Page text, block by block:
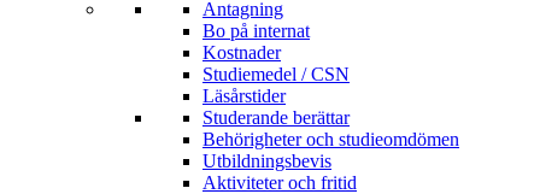
Antagning
Bo på internat
Kostnader
Studiemedel / CSN
Läsårstider
Studerande berättar
Behörigheter och studieomdömen
Utbildningsbevis
Aktiviteter och fritid